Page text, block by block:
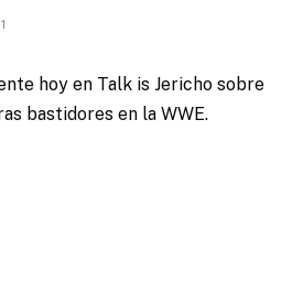
hoy en Talk is Jericho sobre
bastidores en la WWE.